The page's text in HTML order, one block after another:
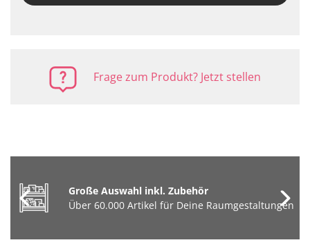
Frage zum Produkt? Jetzt stellen
Große Auswahl inkl. Zubehör
Über 60.000 Artikel für Deine Raumgestaltungen